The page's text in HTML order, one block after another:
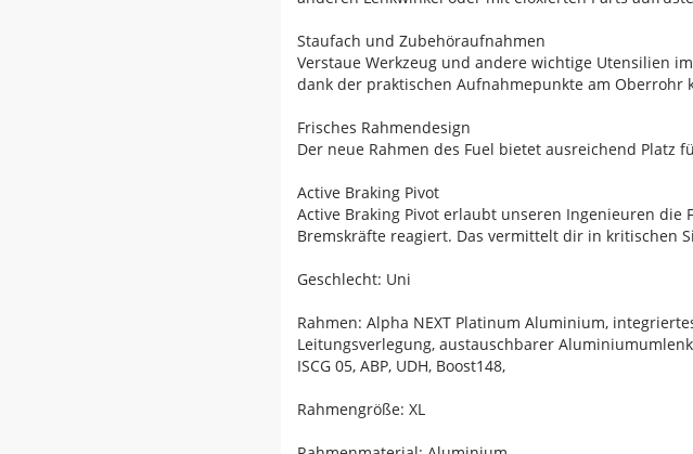
Staufach und Zubehöraufnahmen
Verstaue Werkzeug und andere wichtige Utensilien
dank der praktischen Aufnahmepunkte am
Frisches Rahmendesign
Der neue Rahmen des Fuel bietet ausreichend Platz
Active Braking Pivot
Active Braking Pivot erlaubt unseren Ingenieuren
Bremskräfte reagiert. Das vermittelt dir in kritischen
Geschlecht: Uni
Rahmen: Alpha NEXT Platinum Aluminium,
Leitungsverlegung, austauschbarer
ISCG 05, ABP, UDH, Boost148,
Rahmengröße: XL